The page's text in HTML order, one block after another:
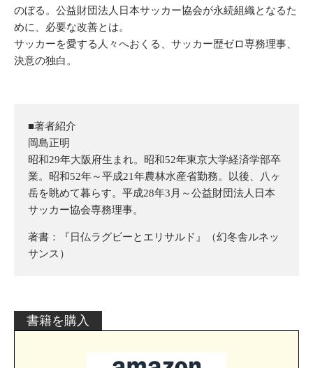
のぼる。公益財団法人日本サッカー協会が永続組織となるた
めに、必要な改善とは。
サッカーを愛する人々へおくる、サッカー歴ゼロ専務理事、
決意の独白。
■著者紹介
岡島正明
昭和29年大阪府生まれ。昭和52年東京大学経済学部卒
業。昭和52年～平成21年農林水産省勤務。以後、八ヶ
岳を眺めて暮らす。平成28年3月～公益財団法人日本
サッカー協会専務理事。
著書：『日仏ラグビーとエリサルド』（幻冬舎ルネッ
サンス）
書籍を購入